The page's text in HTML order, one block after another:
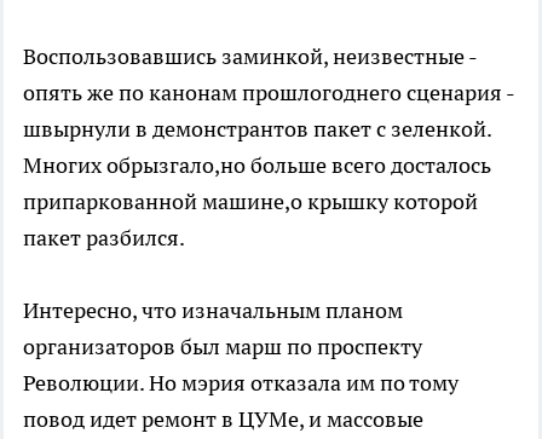
Воспользовавшись заминкой, неизвестные -
опять же по канонам прошлогоднего сценария -
швырнули в демонстрантов пакет с зеленкой.
Многих обрызгало,но больше всего досталось
припаркованной машине,о крышку которой
пакет разбился.
Интересно, что изначальным планом
организаторов был марш по проспекту
Революции. Но мэрия отказала им по тому
повод идет ремонт в ЦУМе, и массовые